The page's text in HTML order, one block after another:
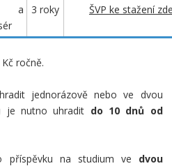
a
3 roky ŠVP ke stažení
ročně.
jednorázově nebo ve dvou
je nutno uhradit do 10 dnů od
příspěvku na studium ve
dvou